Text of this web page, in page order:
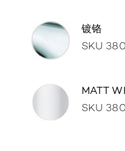
镀铬
SKU
MATT
SKU